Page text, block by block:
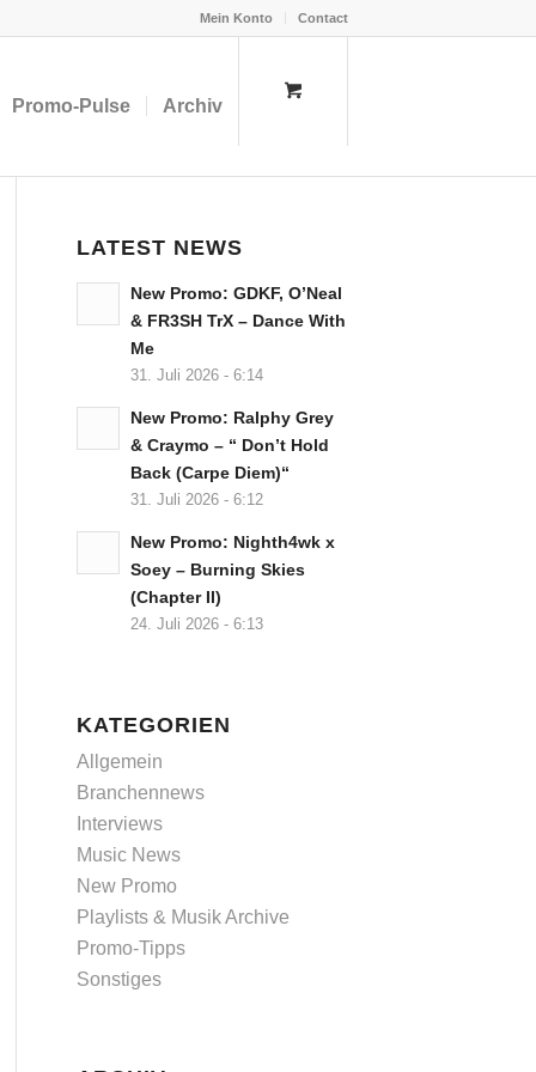
Mein Konto Contact
Promo-Pulse Archiv
LATEST NEWS
New Promo: GDKF, O’Neal
& FR3SH TrX – Dance With
Me
31. Juli 2026 - 6:14
New Promo: Ralphy Grey
& Craymo – “ Don’t Hold
Back (Carpe Diem)“
31. Juli 2026 - 6:12
New Promo: Nighth4wk x
Soey – Burning Skies
(Chapter II)
24. Juli 2026 - 6:13
KATEGORIEN
Allgemein
Branchennews
Interviews
Music News
New Promo
Playlists & Musik Archive
Promo-Tipps
Sonstiges